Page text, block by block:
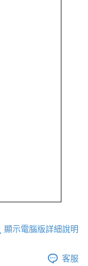
顯示電腦版詳細說明
客服